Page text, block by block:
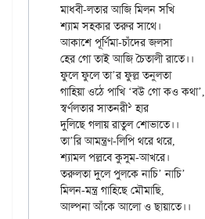
মাধবী-লতার আজি মিলন সখি
শ্যাম সহকার তরুর সাথে।
আকাশে পূর্ণিমা-চাঁদের জলসা
হের গো তাই আজি চৈতালী রাতে।।
ফুলে ফুলে তা’র ফুল্ল তনুলতা
গাহিয়া ওঠে পাখি ‘বউ গো কও কথা’,
স্বর্ণলতার সাতনরী১ হার
দুলিছে গলায় রাতুল শোভাতে।।
তা’রি আমন্ত্রণ-লিপি থরে থরে,
শ্যামল পল্লবে কুসুম-আখরে।
তরুলতা দুলে পুলকে নাচি’ নাচি’
মিলন-মন্ত্র গাহিছে মৌমাছি,